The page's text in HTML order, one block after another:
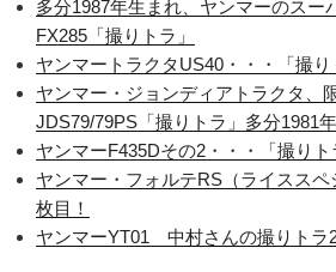
多分1987年生まれ、ヤンマーのスー
FX285「撮りトラ」
ヤンマートラクタUS40・・・「撮り
ヤンマー・ジョンディアトラクタ、
JDS79/79PS「撮りトラ」多分1981
ヤンマーF435Dその2・・・「撮りト
ヤンマー・フォルテRS（ライスス
枚目！
ヤンマーYT01 中村さんの撮りトラ